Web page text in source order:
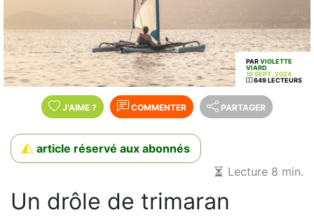
PARVIOLETTE
VIARD
19 SEPT. 2024
649 LECTEURS
J'AIME ? COMMENTER PARTAGER
article réservé aux abonnés
Lecture 8 min.
Un drôle de trimaran